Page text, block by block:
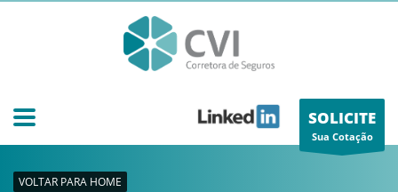
SOLICITE
Sua Cotação
VOLTAR PARA HOME